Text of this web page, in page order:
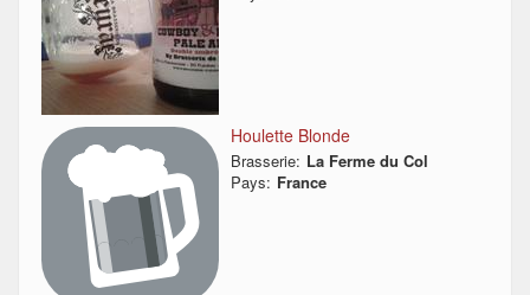
Houlette Blonde
Brasserie: La Ferme du Col
Pays: France